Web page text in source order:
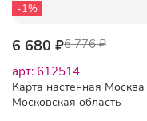
-1%
6 680 ₽6 776 ₽
арт: 612514
Карта настенная Москва
Московская область